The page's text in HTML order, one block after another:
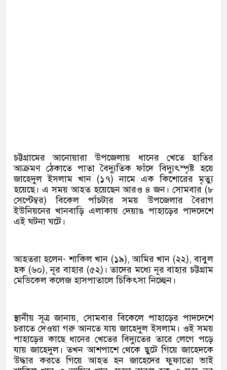
চট্টগ্রামের আনোয়ারা উপজেলায় ধানের খেতে হাতির
আক্রমণ ঠেকাতে পাতা বৈদ্যুতিক ফাঁদে বিদ্যুৎস্পৃষ্ট হয়ে
জাহেদুল ইসলাম খান (১৭) নামে এক কিশোরের মৃত্যু
হয়েছে। এ সময় আহত হয়েছেন আরও ৪ জন। সোমবার (৮
সেপ্টেম্বর) বিকেল পাঁচটার সময় উপজেলার বৈরাগ
ইউনিয়নের খানবাড়ি এলাকায় দেয়াঙ পাহাড়ের পাদদেশে
এই ঘটনা ঘটে। ‌
আহতরা হলেন- শাকিল খান (১৯), আমির খান (২২), বাবুল
হক (৬০), নূর বাহার (৫২)। তাদের মধ্যে নূর বাহার চট্টগ্রাম
মেডিকেল কলেজ হাসপাতালে চিকিৎসা নিচ্ছেন।
স্থানীয় সূত্র জানায়, সোমবার বিকেলে পাহাড়ের পাদদেশে
চরাতে দেওয়া গরু আনতে যায় জাহেদুল ইসলাম। ওই সময়
পাহাড়ের কাছে ধানের খেতের বিদ্যুতের তারে লেগে পড়ে
যায় জাহেদুল। তখন আশপাশে থেকে ছুটে গিয়ে জাহেদকে
উদ্ধার করতে গিয়ে আহত হন জাহেদের ফুফাতো ভাই